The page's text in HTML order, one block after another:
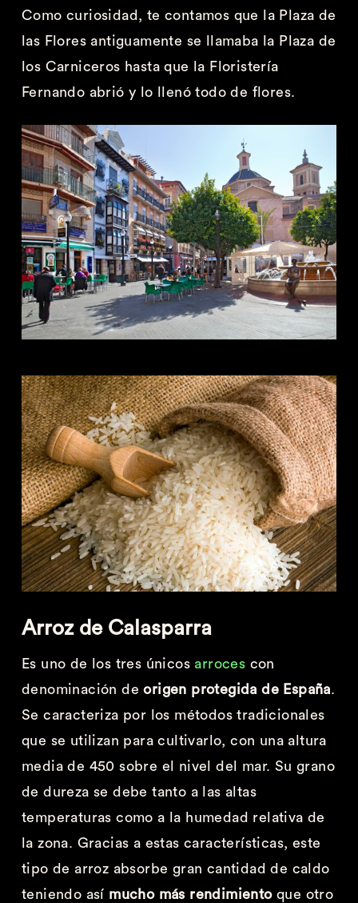
Como curiosidad, te contamos que la Plaza de
las Flores antiguamente se llamaba la Plaza de
los Carniceros hasta que la Floristería
Fernando abrió y lo llenó todo de flores.
Arroz de Calasparra
Es uno de los tres únicos arroces con
denominación deorigen protegida de España.
Se caracteriza por los métodos tradicionales
que se utilizan para cultivarlo, con una altura
media de 450 sobre el nivel del mar. Su grano
de dureza se debe tanto a las altas
temperaturas como a la humedad relativa de
la zona. Gracias a estas características, este
tipo de arroz absorbe gran cantidad de caldo
teniendo así mucho más rendimientoque otro